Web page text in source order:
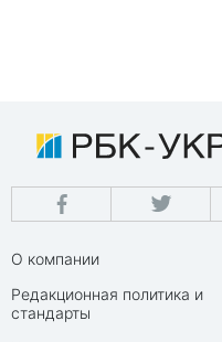
О компании
Редакционная политика и
стандарты